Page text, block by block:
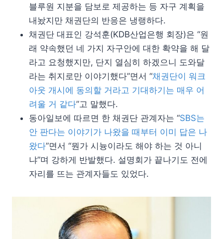
블루원 지분을 담보로 제공하는 등 자구 계획을
내놨지만 채권단의 반응은 냉랭하다.
채권단 대표인 강석훈(KDB산업은행 회장)은 “원
래 약속했던 네 가지 자구안에 대한 확약을 해 달
라고 요청했지만, 단지 열심히 하겠으니 도와달
라는 취지로만 이야기했다”면서 “채권단이 워크
아웃 개시에 동의할 거라고 기대하기는 매우 어
려울 거 같다”고 말했다.
동아일보에 따르면 한 채권단 관계자는 “SBS는
안 판다는 이야기가 나왔을 때부터 이미 답은 나
왔다”면서 “뭔가 시늉이라도 해야 하는 것 아니
냐”며 강하게 반발했다. 설명회가 끝나기도 전에
자리를 뜨는 관계자들도 있었다.